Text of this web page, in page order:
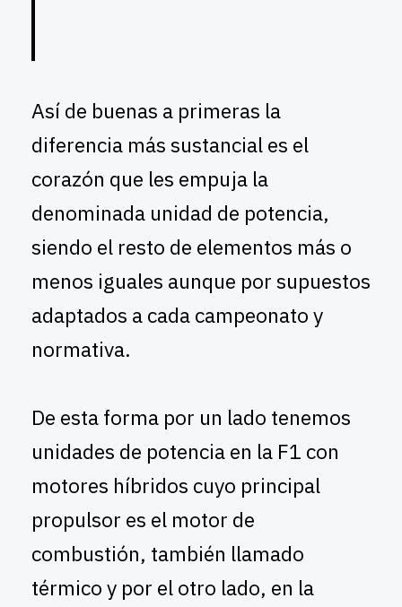
Así de buenas a primeras la
diferencia más sustancial es el
corazón que les empuja la
denominada unidad de potencia,
siendo el resto de elementos más o
menos iguales aunque por supuestos
adaptados a cada campeonato y
normativa.
De esta forma por un lado tenemos
unidades de potencia en la F1 con
motores híbridos cuyo principal
propulsor es el motor de
combustión, también llamado
térmico y por el otro lado, en la